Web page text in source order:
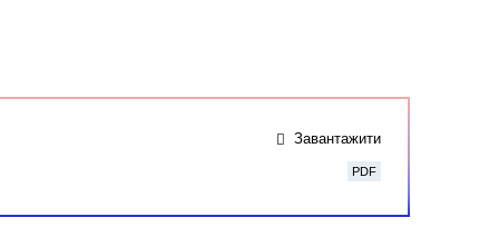
Завантажити
PDF